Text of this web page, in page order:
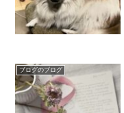
ブログのブログ